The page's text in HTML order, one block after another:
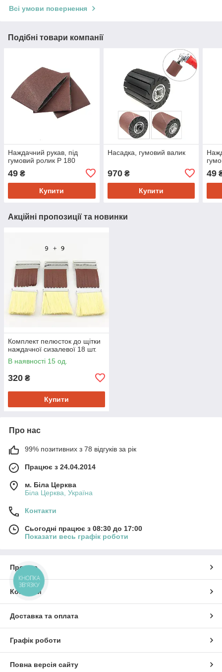
Всі умови повернення
Подібні товари компанії
Наждачний рукав, під
гумовий ролик Р 180
49 ₴
Купити
Насадка, гумовий валик
970₴
Купити
49
Акційні пропозиції та новинки
Комплект пелюсток до щітки
наждачної сизалевої 18 шт.
В наявності 15 од.
320 ₴
Купити
Про нас
99% позитивних з 78 відгуків за рік
Працює з 24.04.2014
м. Біла Церква
Біла Церква, Україна
Контакти
Сьогодні працює з 08:30 до 17:00
Показати весь графік роботи
Про нас
Контакти
Доставка та оплата
Графік роботи
Повна версія сайту
КНОПКА
ЗВ'ЯЗКУ